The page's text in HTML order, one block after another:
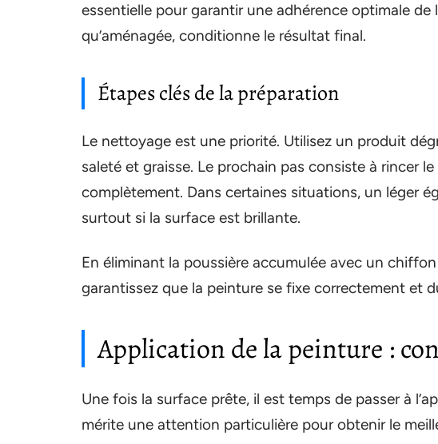
essentielle pour garantir une adhérence optimale de
qu’aménagée, conditionne le résultat final.
Étapes clés de la préparation
Le nettoyage est une priorité. Utilisez un produit
saleté et graisse. Le prochain pas consiste à rincer
complètement. Dans certaines situations, un léger
surtout si la surface est brillante.
En éliminant la poussière accumulée avec un
garantissez que la peinture se fixe correctement et
Application de la peinture :
Une fois la surface prête, il est temps de passer à
mérite une attention particulière pour obtenir le